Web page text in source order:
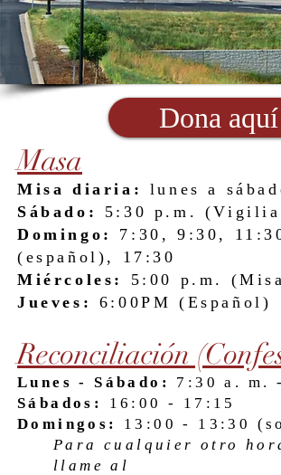
Dona aquí
Masa
Misa diaria:
lunes a
Sábado:
5:30 p.m.
Domingo:
7:30, 9:30,
(español), 17:30
Miércoles:
5:00 p.m.
Jueves:
6:00PM (Español)
Reconciliación
Lunes - Sábado:
7:30 a. m.
Sábados:
16:00 - 17:15
Domingos:
13:00 - 13:30
Para cualquier otro
llame al